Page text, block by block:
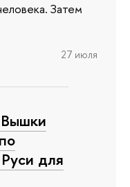
Затем
27 июля
для